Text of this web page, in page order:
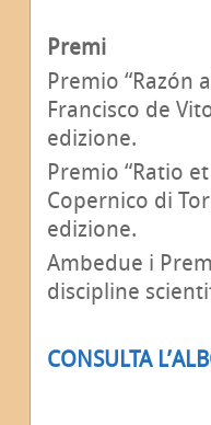
Premi
Premio “Razón
Francisco de
edizione.
Premio “Ratio
Copernico di
edizione.
Ambedue i
discipline
CONSULTA